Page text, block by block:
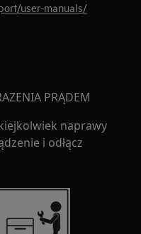
user-manuals/
PRĄDEM
naprawy
i odłącz